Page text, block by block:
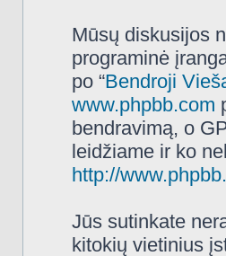
Mūsų diskusijos
programinė
po “Bendroji
www.phpbb.com
bendravimą, o
leidžiame ir ko
http://
Jūs sutinkate
kitokių vietinius